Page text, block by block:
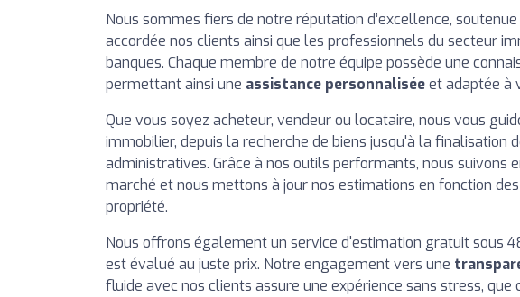
Nous sommes fiers de notre réputation d’excellence,
accordée nos clients ainsi que les professionnels du secteur
banques. Chaque membre de notre équipe possède une
permettant ainsi une assistance personnaliséeet adaptée à
Que vous soyez acheteur, vendeur ou locataire, nous vous
immobilier, depuis la recherche de biens jusqu'à la finalisation
administratives. Grâce à nos outils performants, nous suivons
marché et nous mettons à jour nos estimations en fonction
propriété.
Nous offrons également un service d'estimation gratuit sous
est évalué au juste prix. Notre engagement vers une
fluide avec nos clients assure une expérience sans stress,